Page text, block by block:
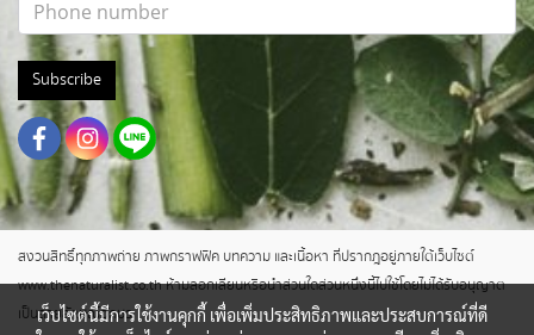
Subscribe
สงวนสิทธิ์ทุกภาพถ่าย ภาพกราฟฟิค บทความ และเนื้อหา ที่ปรากฎอยู่ภายใต้เว็บไซต์
www.thenaturalist.co.th ห้ามลอกเลียนหรือนำส่วนใดส่วนหนึ่งนี้ไปใช้โดยไม่ได้รับอนุญาต
เป็นลายลักษณ์อักษร
เว็บไซต์นี้มีการใช้งานคุกกี้ เพื่อเพิ่มประสิทธิภาพและประสบการณ์ที่ดี